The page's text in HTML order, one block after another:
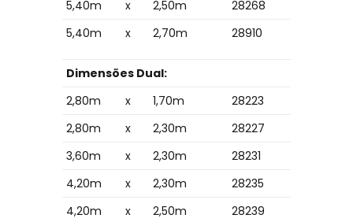
5,40m
x 2,50m
28268
5,40m
x 2,70m 28910
Dimensões Dual:
2,80m
x 1,70m
28223
2,80m
x 2,30m
28227
3,60m
x 2,30m
28231
4,20m
x 2,30m
28235
4,20m
x 2,50m
28239